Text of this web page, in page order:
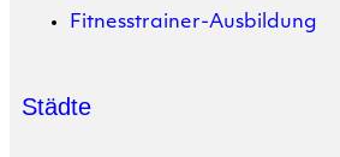
Fitnesstrainer-Ausbildung
Städte